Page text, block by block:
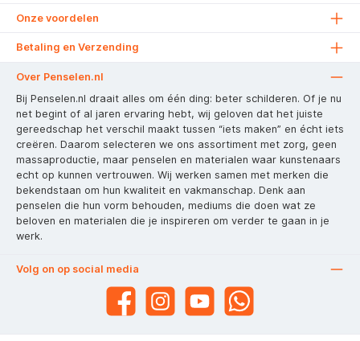
Onze voordelen
Betaling en Verzending
Over Penselen.nl
Bij Penselen.nl draait alles om één ding: beter schilderen. Of je nu
net begint of al jaren ervaring hebt, wij geloven dat het juiste
gereedschap het verschil maakt tussen “iets maken” en écht iets
creëren. Daarom selecteren we ons assortiment met zorg, geen
massaproductie, maar penselen en materialen waar kunstenaars
echt op kunnen vertrouwen. Wij werken samen met merken die
bekendstaan om hun kwaliteit en vakmanschap. Denk aan
penselen die hun vorm behouden, mediums die doen wat ze
beloven en materialen die je inspireren om verder te gaan in je
werk.
Volg on op social media